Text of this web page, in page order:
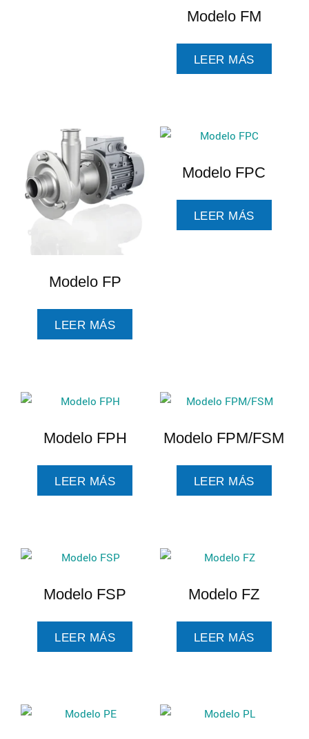
Modelo FM
LEER MÁS
Modelo FP
LEER MÁS
Modelo FPC
LEER MÁS
Modelo FPH
LEER MÁS
Modelo FPM/FSM
LEER MÁS
Modelo FSP
LEER MÁS
Modelo FZ
LEER MÁS